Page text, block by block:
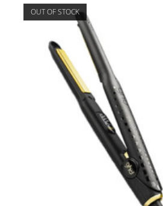
OUT OF STOCK